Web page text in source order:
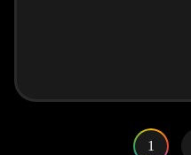
1